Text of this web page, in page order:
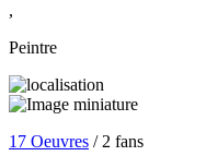
,
Peintre
17 Oeuvres / 2 fans